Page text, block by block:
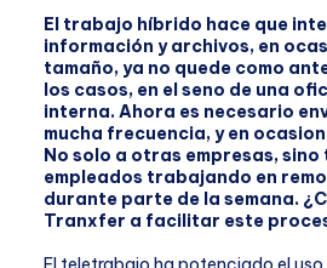
El trabajo híbrido hace que
información y archivos, en
tamaño, ya no quede como
los casos, en el seno de una
interna. Ahora es necesario
mucha frecuencia, y en
No solo a otras empresas, sino
empleados trabajando en
durante parte de la semana.
Tranxfer a facilitar este